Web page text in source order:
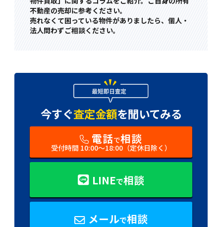
不動産の売却に参考ください。
売れなくて困っている物件がありましたら、個人・
法人問わずご相談ください。
今すぐ査定金額を聞いてみる
電話で相談
受付時間 10:00〜18:00（定休日除く）
LINEで相談
メールで相談